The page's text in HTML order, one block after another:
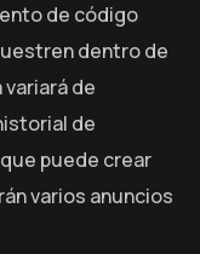
de código
dentro de
de
de
puede crear
varios anuncios